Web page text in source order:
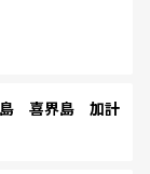
喜界島 加計